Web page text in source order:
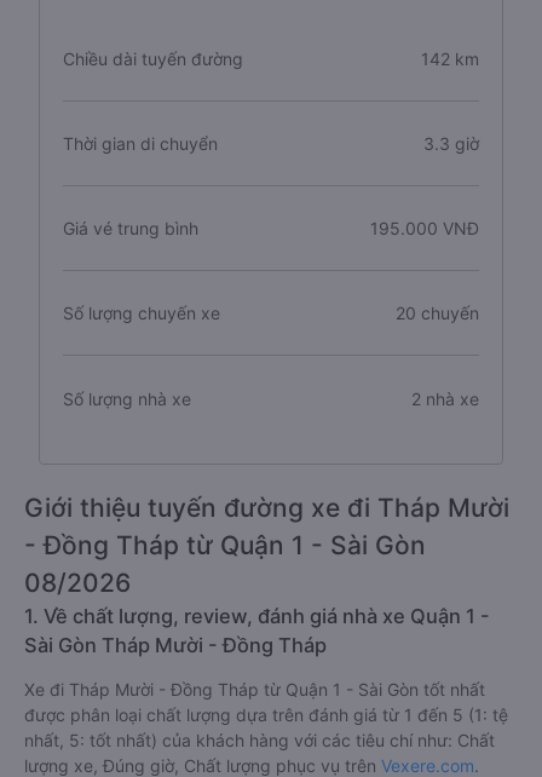
Chiều dài tuyến đường 142 km
Thời gian di chuyển 3.3 giờ
Giá vé trung bình 195.000 VNĐ
Số lượng chuyến xe 20 chuyến
Số lượng nhà xe 2 nhà xe
Giới thiệu tuyến đường xe đi Tháp Mười
- Đồng Tháp từ Quận 1 - Sài Gòn
08/2026
1. Về chất lượng, review, đánh giá nhà xe Quận 1 -
Sài Gòn Tháp Mười - Đồng Tháp
Xe đi Tháp Mười - Đồng Tháp từ Quận 1 - Sài Gòn tốt nhất
được phân loại chất lượng dựa trên đánh giá từ 1 đến 5 (1: tệ
nhất, 5: tốt nhất) của khách hàng với các tiêu chí như: Chất
lượng xe, Đúng giờ, Chất lượng phục vụ trên Vexere.com.